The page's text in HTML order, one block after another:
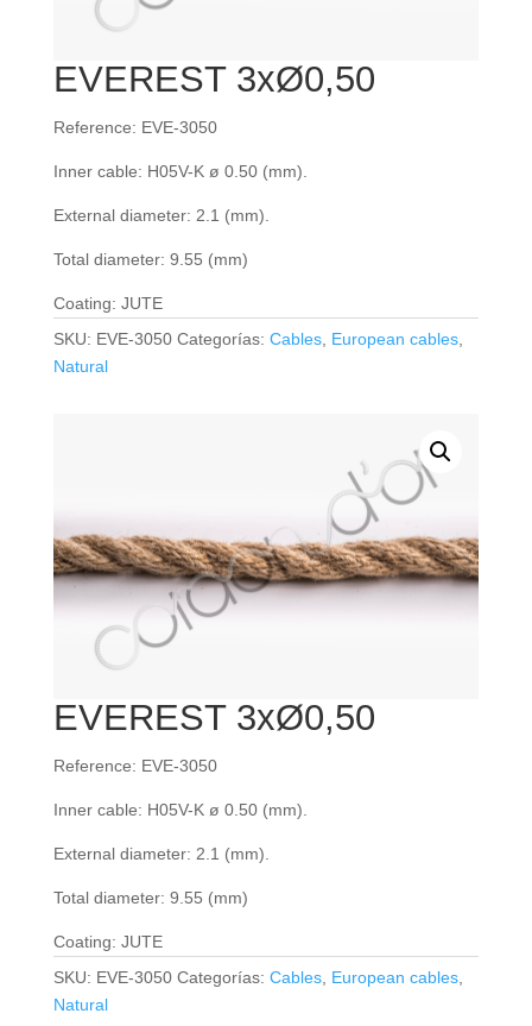
EVEREST 3xØ0,50
Reference: EVE-3050
Inner cable: H05V-K ø 0.50 (mm).
External diameter: 2.1 (mm).
Total diameter: 9.55 (mm)
Coating: JUTE
SKU: EVE-3050 Categorías: Cables, European cables,
Natural
EVEREST 3xØ0,50
Reference: EVE-3050
Inner cable: H05V-K ø 0.50 (mm).
External diameter: 2.1 (mm).
Total diameter: 9.55 (mm)
Coating: JUTE
SKU: EVE-3050 Categorías: Cables, European cables,
Natural